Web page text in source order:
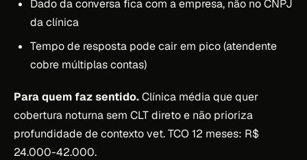
Dado da conversa fica com a empresa, não no CNPJ
da clínica
Tempo de resposta pode cair em pico (atendente
cobre múltiplas contas)
Para quem faz sentido.Clínica média que quer
cobertura noturna sem CLT direto e não prioriza
profundidade de contexto vet. TCO 12 meses: R$
24.000-42.000.